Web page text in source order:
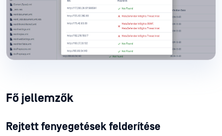
Fő jellemzők
Rejtett fenyegetések felderítése